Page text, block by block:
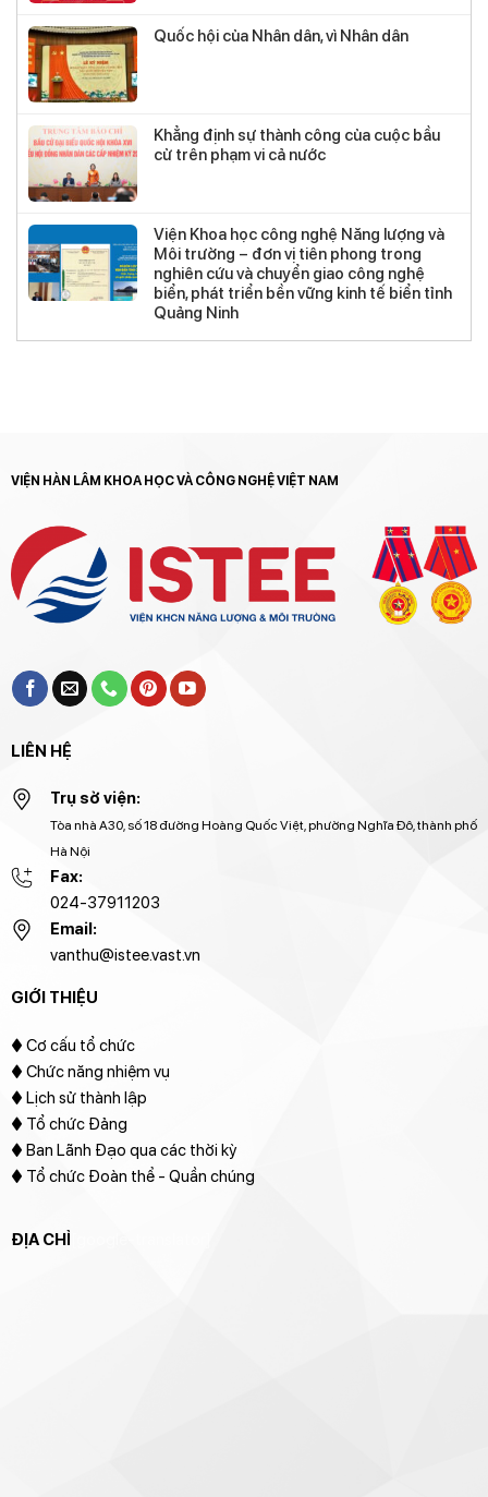
Quốc hội của Nhân dân, vì Nhân dân
Khẳng định sự thành công của cuộc bầu
cử trên phạm vi cả nước
Viện Khoa học công nghệ Năng lượng và
Môi trường – đơn vị tiên phong trong
nghiên cứu và chuyển giao công nghệ
biển, phát triển bền vững kinh tế biển tỉnh
Quảng Ninh
VIỆN HÀN LÂM KHOA HỌC VÀ CÔNG NGHỆ VIỆT NAM
LIÊN HỆ
Trụ sở viện:
Tòa nhà A30, số 18 đường Hoàng Quốc Việt, phường Nghĩa Đô, thành phố
Hà Nội
Fax:
024-37911203
Email:
vanthu@istee.vast.vn
GIỚI THIỆU
♦ Cơ cấu tổ chức
♦ Chức năng nhiệm vụ
♦ Lịch sử thành lập
♦ Tổ chức Đảng
♦ Ban Lãnh Đạo qua các thời kỳ
♦ Tổ chức Đoàn thể - Quần chúng
ĐỊA CHỈ